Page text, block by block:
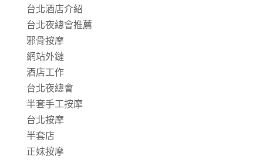
台北酒店介紹
台北夜總會推薦
邪骨按摩
網站外鏈
酒店工作
台北夜總會
半套手工按摩
台北按摩
半套店
正妹按摩